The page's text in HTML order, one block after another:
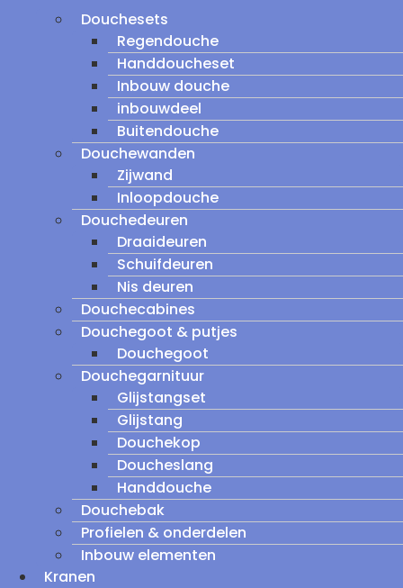
Douchesets
Regendouche
Handdoucheset
Inbouw douche
inbouwdeel
Buitendouche
Douchewanden
Zijwand
Inloopdouche
Douchedeuren
Draaideuren
Schuifdeuren
Nis deuren
Douchecabines
Douchegoot & putjes
Douchegoot
Douchegarnituur
Glijstangset
Glijstang
Douchekop
Doucheslang
Handdouche
Douchebak
Profielen & onderdelen
Inbouw elementen
Kranen